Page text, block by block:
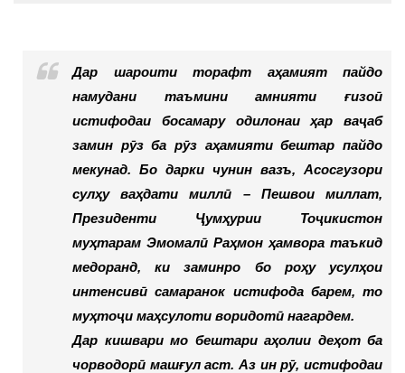
Дар шароити торафт аҳамият пайдо
намудани таъмини амнияти ғизоӣ
истифодаи босамару одилонаи ҳар ваҷаб
замин рӯз ба рӯз аҳамияти бештар пайдо
мекунад. Бо дарки чунин вазъ, Асосгузори
сулҳу ваҳдати миллӣ – Пешвои миллат,
Президенти Ҷумҳурии Тоҷикистон
муҳтарам Эмомалӣ Раҳмон ҳамвора таъкид
медоранд, ки заминро бо роҳу усулҳои
интенсивӣ самаранок истифода барем, то
муҳтоҷи маҳсулоти воридотӣ нагардем.
Дар кишвари мо бештари аҳолии деҳот ба
чорводорӣ машғул аст. Аз ин рӯ, истифодаи